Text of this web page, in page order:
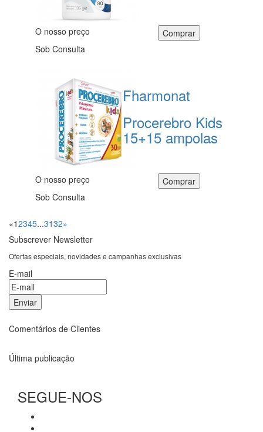
O nosso preço
Sob Consulta
Fharmonat
Procerebro Kids
15+15 ampolas
O nosso preço
Sob Consulta
«12345...3132»
Subscrever Newsletter
Ofertas especiais, novidades e campanhas exclusivas
E-mail
Comentários de Clientes
Última publicação
SEGUE-NOS